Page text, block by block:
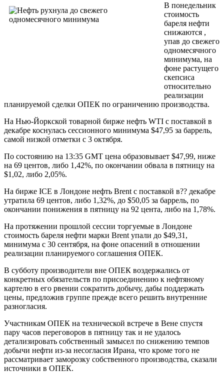
В понедельник
стоимость
бареля нефти
снижаются ,
упав до свежего
одномесячного
минимума, на
фоне растущего
скепсиса
относительно
реализации
планируемой сделки ОПЕК по ограничению производства.
На Нью-Йоркской товарной бирже нефть WTI с поставкой в
декабре коснулась сессионного минимума $47,95 за баррель,
самой низкой отметки с 3 октября.
По состоянию на 13:35 GMT цена образовывает $47,99, ниже
на 69 центов, либо 1,42%, по окончании обвала в пятницу на
$1,02, либо 2,05%.
На бирже ICE в Лондоне нефть Brent с поставкой в?? декабре
утратила 69 центов, либо 1,32%, до $50,05 за баррель, по
окончании понижения в пятницу на 92 цента, либо на 1,78%.
На протяжении прошлой сессии торгуемые в Лондоне
стоимость бареля нефти марки Brent упали до $49,31,
минимума с 30 сентября, на фоне опасений в отношении
реализации планируемого соглашения ОПЕК.
В субботу производители вне ОПЕК воздержались от
конкретных обязательств по присоединению к нефтяному
картелю в его рвении сократить добычу, дабы поддержать
цены, предложив группе прежде всего решить внутренние
разногласия.
Участникам ОПЕК на технической встрече в Вене спустя
пару часов переговоров в пятницу так и не удалось
детализировать собственный замысел по снижению темпов
добычи нефти из-за несогласия Ирана, что кроме того не
рассматривает заморозку собственного производства, сказали
источники в ОПЕК.